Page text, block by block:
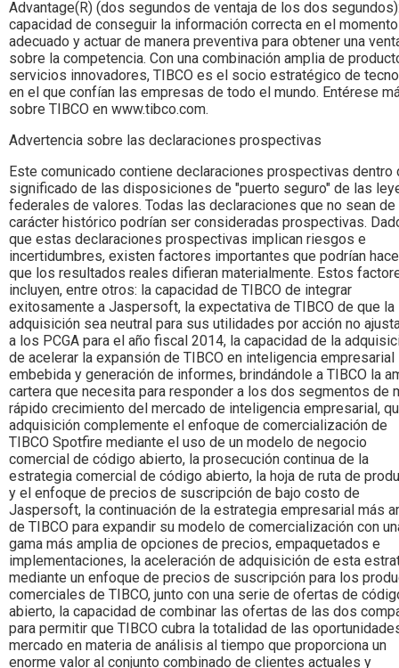
Advantage(R) (dos segundos de ventaja de los dos
capacidad de conseguir la información correcta en el momento
adecuado y actuar de manera preventiva para obtener una
sobre la competencia. Con una combinación amplia de
servicios innovadores, TIBCO es el socio estratégico de
en el que confían las empresas de todo el mundo. Entérese
sobre TIBCO en www.tibco.com.
Advertencia sobre las declaraciones prospectivas
Este comunicado contiene declaraciones prospectivas dentro
significado de las disposiciones de "puerto seguro" de las
federales de valores. Todas las declaraciones que no sean de
carácter histórico podrían ser consideradas prospectivas.
que estas declaraciones prospectivas implican riesgos e
incertidumbres, existen factores importantes que podrían
que los resultados reales difieran materialmente. Estos
incluyen, entre otros: la capacidad de TIBCO de integrar
exitosamente a Jaspersoft, la expectativa de TIBCO de que la
adquisición sea neutral para sus utilidades por acción no
a los PCGA para el año fiscal 2014, la capacidad de la
de acelerar la expansión de TIBCO en inteligencia empresarial
embebida y generación de informes, brindándole a TIBCO la
cartera que necesita para responder a los dos segmentos de
rápido crecimiento del mercado de inteligencia empresarial,
adquisición complemente el enfoque de comercialización de
TIBCO Spotfire mediante el uso de un modelo de negocio
comercial de código abierto, la prosecución continua de la
estrategia comercial de código abierto, la hoja de ruta de
y el enfoque de precios de suscripción de bajo costo de
Jaspersoft, la continuación de la estrategia empresarial más
de TIBCO para expandir su modelo de comercialización con
gama más amplia de opciones de precios, empaquetados e
implementaciones, la aceleración de adquisición de esta
mediante un enfoque de precios de suscripción para los
comerciales de TIBCO, junto con una serie de ofertas de
abierto, la capacidad de combinar las ofertas de las dos
para permitir que TIBCO cubra la totalidad de las
mercado en materia de análisis al tiempo que proporciona un
enorme valor al conjunto combinado de clientes actuales y